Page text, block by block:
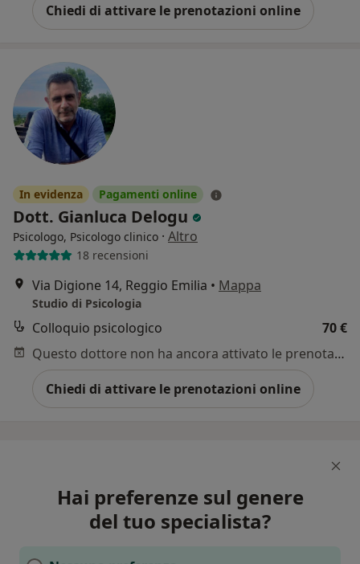
Chiedi di attivare le prenotazioni online
In evidenza Pagamenti online
Dott. Gianluca Delogu
Psicologo, Psicologo clinico · Altro
18 recensioni
Via Digione 14, Reggio Emilia • Mappa
Studio di Psicologia
Colloquio psicologico
70 €
Questo dottore non ha ancora attivato le prenotazioni online presso questo indirizzo.
Chiedi di attivare le prenotazioni online
Hai preferenze sul genere
del tuo specialista?